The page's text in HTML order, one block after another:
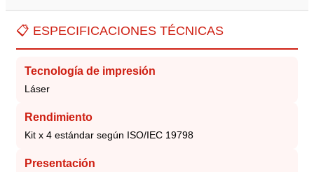
📋 ESPECIFICACIONES TÉCNICAS
Tecnología de impresión
Láser
Rendimiento
Kit x 4 estándar según ISO/IEC 19798
Presentación